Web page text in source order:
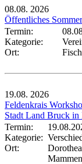
08.08. 2026
Öffentliches
Termin:
Kategorie:
Ort:
19.08. 2026
Feldenkrais
Stadt Land Bruck in
Termin:
Kategorie:
Ort: